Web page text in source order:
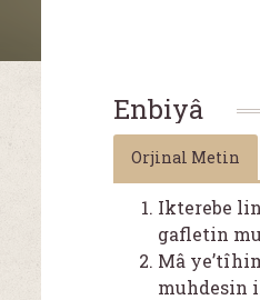
Enbiyâ
Orjinal Metin
Ikterebe
gafletin
Mâ
muhdesin